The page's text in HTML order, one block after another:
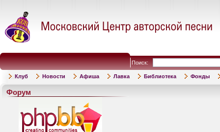
Поиск:
Клуб Новости Афиша Лавка Библиотека Фонды
Форум